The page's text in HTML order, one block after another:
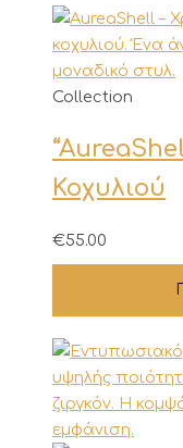
Collection
Κοχυλιού
€55.00